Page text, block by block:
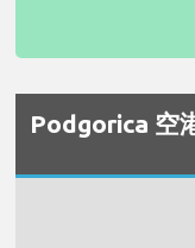
Podgorica 空